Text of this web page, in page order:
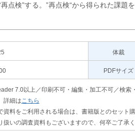
再点検”する。”再点検“から得られた課
体裁
PDFサイズ
7.0以上／印刷不可・編集・加工不可／検索
詳細は こちら
料をご利用される場合は、書籍版とのセット
扱いの調査資料もございますので、何卒ご了承く